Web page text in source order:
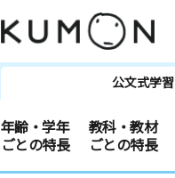
公文式学習
年齢・学年
ごとの特長
教科・教材
ごとの特長